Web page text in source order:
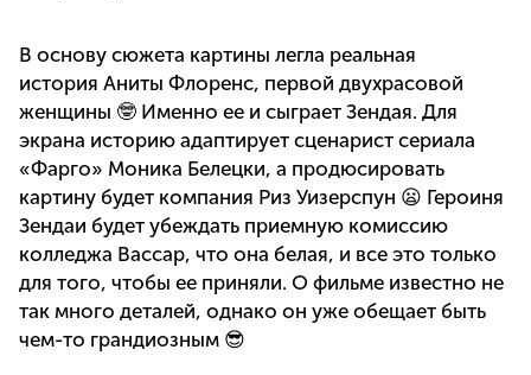
В основу сюжета картины легла реальная
история Аниты Флоренс, первой двухрасовой
женщины 🤓 Именно ее и сыграет Зендая. Для
экрана историю адаптирует сценарист сериала
«Фарго» Моника Белецки, а продюсировать
картину будет компания Риз Уизерспун 😦 Героиня
Зендаи будет убеждать приемную комиссию
колледжа Вассар, что она белая, и все это только
для того, чтобы ее приняли. О фильме известно не
так много деталей, однако он уже обещает быть
чем-то грандиозным 😎